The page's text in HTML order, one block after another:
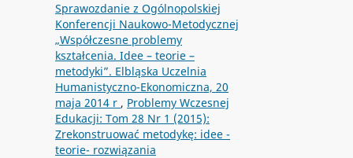
Sprawozdanie z Ogólnopolskiej
Konferencji Naukowo-Metodycznej
„Współczesne problemy
kształcenia. Idee – teorie –
metodyki”. Elbląska Uczelnia
Humanistyczno-Ekonomiczna, 20
maja 2014 r , Problemy Wczesnej
Edukacji: Tom 28 Nr 1 (2015):
Zrekonstruować metodykę: idee -
teorie- rozwiązania